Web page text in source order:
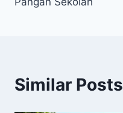
Similar Posts